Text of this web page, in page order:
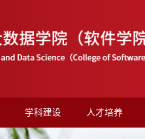
学科建设 人才培养